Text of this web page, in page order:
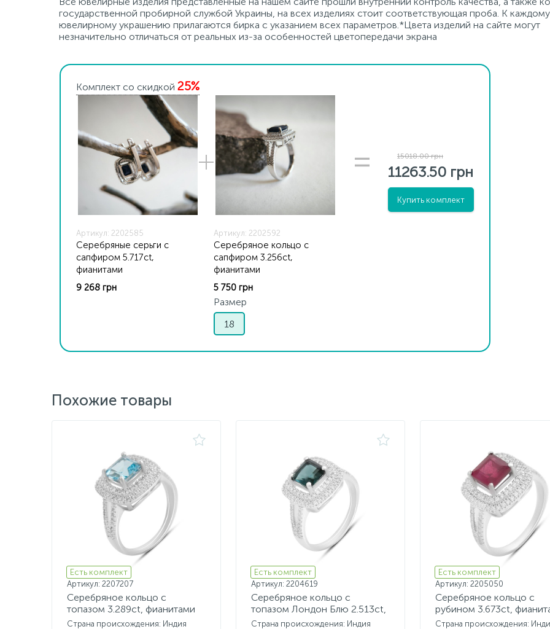
государственной пробирной службой Украины, на всех изделиях стоит соответствующая проба. К каждому
ювелирному украшению прилагаются бирка с указанием всех параметров.*Цвета изделий на сайте могут
незначительно отличаться от реальных из-за особенностей цветопередачи экрана
Комплект со скидкой 25%
Артикул: 2202585
Серебряные серьги с
сапфиром 5.717ct,
фианитами
9 268 грн
Артикул: 2202592
Серебряное кольцо с
сапфиром 3.256ct,
фианитами
5 750 грн
Размер
18
15018.00 грн
11263.50 грн
Купить комплект
Похожие товары
Есть комплект
Артикул: 2207207
Серебряное кольцо с
топазом 3.289ct, фианитами
Страна происхождения: Индия
Есть комплект
Артикул: 2204619
Серебряное кольцо с
топазом Лондон Блю 2.513ct,
фианитами
Страна происхождения: Индия
Есть комплект
Артикул: 2205050
Серебряное кольцо с
рубином 3.673ct,
Страна происхождения: